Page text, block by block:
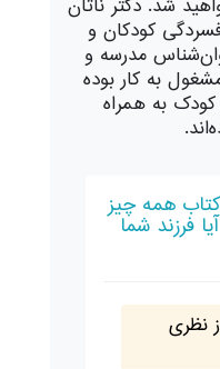
شد. دکتر ناتان
کودکان و
روان‌شناس مدرسه و
به کار بوده
به همراه
کتاب همه چیز
کودک شما 2- آیا فرزند شما
نظری